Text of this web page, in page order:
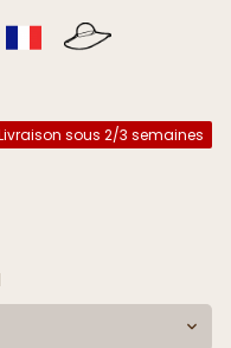
sous 2/3 semaines